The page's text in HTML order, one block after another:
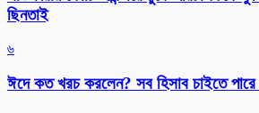
ছিনতাই
৬
ঈদে কত খরচ করলেন? সব হিসাব চাইতে